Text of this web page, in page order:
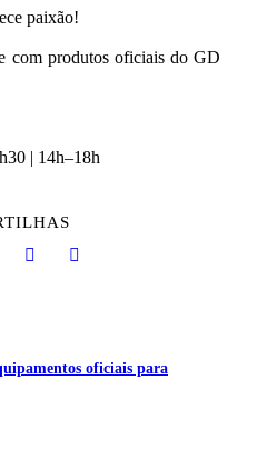
paixão!
com produtos oficiais do GD
| 14h–18h
oficiais para